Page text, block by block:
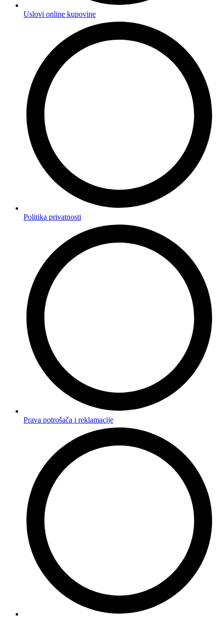
Uslovi online kupovine
Politika privatnosti
Prava potrošača i reklamacije